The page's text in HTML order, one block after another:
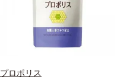
プロポリス